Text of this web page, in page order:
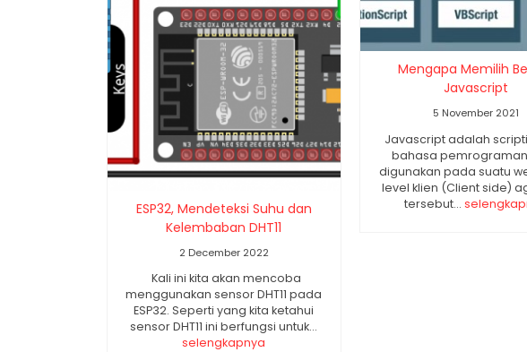
ESP32, Mendeteksi Suhu dan
Kelembaban DHT11
2 December 2022
Kali ini kita akan mencoba
menggunakan sensor DHT11 pada
ESP32. Seperti yang kita ketahui
sensor DHT11 ini berfungsi untuk...
selengkapnya
Mengapa Memilih
Javascript
5 November 2021
Javascript adalah
bahasa
digunakan pada suatu
level klien (Client side)
tersebut...